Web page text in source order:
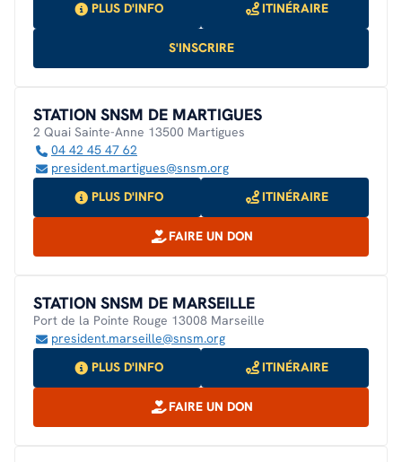
PLUS D'INFO
ITINÉRAIRE
S'INSCRIRE
STATION SNSM DE MARTIGUES
2 Quai Sainte-Anne 13500 Martigues
04 42 45 47 62
president.martigues@snsm.org
PLUS D'INFO
ITINÉRAIRE
FAIRE UN DON
STATION SNSM DE MARSEILLE
Port de la Pointe Rouge 13008 Marseille
president.marseille@snsm.org
PLUS D'INFO
ITINÉRAIRE
FAIRE UN DON